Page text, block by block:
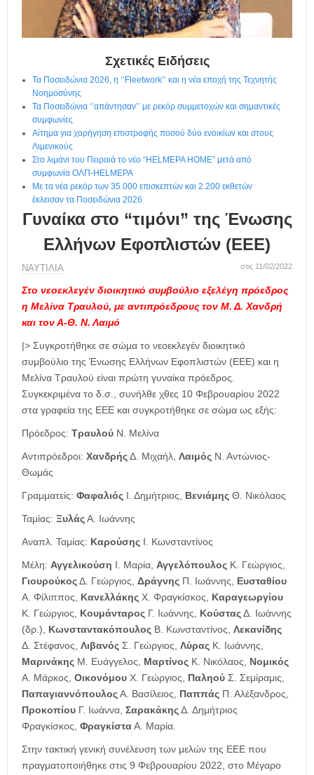
Σχετικές Ειδήσεις
Τα Ποσειδώνια 2026, η ‘’Fleetwork’’ και η νέα εποχή της Τεχνητής
Νοημοσύνης
Τα Ποσειδώνια ‘’απάντησαν’’ με ρεκόρ συμμετοχών και σημαντικές
συμφωνίες
Αίτημα για χορήγηση επιστροφής ποσού δύο ενοικίων και στους
Λιμενικούς
Στο λιμάνι του Πειραιά το νέο “HELMEPA HOME” μετά από
συμφωνία ΟΛΠ-HELMEPA
Με τα νέα ρεκόρ των 35.000 επισκεπτών και 2.200 εκθετών
έκλεισαν τα Ποσειδώνια 2026
Γυναίκα στο “τιμόνι” της Ένωσης
Ελλήνων Εφοπλιστών (ΕΕΕ)
ΝΑΥΤΙΛΙΑ στις 11/02/2022
Στο νεοεκλεγέν διοικητικό συμβούλιο εξελέγη πρόεδρος
η Μελίνα Τραυλού, με αντιπρόεδρους τον Μ. Δ. Χανδρή
και τον Α-Θ. Ν. Λαιμό
|> Συγκροτήθηκε σε σώμα το νεοεκλεγέν διοικητικό
συμβούλιο της Ένωσης Ελλήνων Εφοπλιστών (ΕΕΕ) και η
Μελίνα Τραυλού είναι πρώτη γυναίκα πρόεδρος.
Συγκεκριμένα το δ.σ., συνήλθε χθες 10 Φεβρουαρίου 2022
στα γραφεία της ΕΕΕ και συγκροτήθηκε σε σώμα ως εξής:
Πρόεδρος: Τραυλού Ν. Μελίνα
Αντιπρόεδροι: ΧανδρήςΔ. Μιχαήλ, Λαιμός Ν. Αντώνιος-
Θωμάς
Γραμματείς: Φαφαλιός Ι. Δημήτριος, Βενιάμης Θ. Νικόλαος
Ταμίας: ΞυλάςΑ. Ιωάννης
Αναπλ. Ταμίας: Καρούσης Ι. Κωνσταντίνος
Μέλη: Αγγελικούση Ι. Μαρία, Αγγελόπουλος Κ. Γεώργιος,
ΓιουρούκοςΔ. Γεώργιος, Δράγνης Π. Ιωάννης, Ευσταθίου
Α. Φίλιππος, Κανελλάκης Χ. Φραγκίσκος, Καραγεωργίου
Κ. Γεώργιος, Κουμάνταρος Γ. Ιωάννης, ΚούσταςΔ. Ιωάννης
(δρ.), Κωνσταντακόπουλος Β. Κωνσταντίνος, Λεκανίδης
Δ. Στέφανος, Λιβανός Σ. Γεώργιος, Λύρας Κ. Ιωάννης,
Μαρινάκης Μ. Ευάγγελος, Μαρτίνος Κ. Νικόλαος, Νομικός
Α. Μάρκος, Οικονόμου Χ. Γεώργιος, Παληού Σ. Σεμίραμις,
ΠαπαγιαννόπουλοςΑ. Βασίλειος, Παππάς Π. Αλέξανδρος,
Προκοπίου Γ. Ιωάννα, ΣαρακάκηςΔ. Δημήτριος
Φραγκίσκος, ΦραγκίσταΑ. Μαρία.
Στην τακτική γενική συνέλευση των μελών της ΕΕΕ που
πραγματοποιήθηκε στις 9 Φεβρουαρίου 2022, στο Μέγαρο